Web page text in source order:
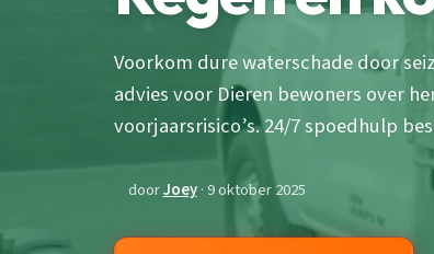
Voorkom dure waterschade door
advies voor Dieren bewoners over
voorjaarsrisico’s. 24/7 spoedhulp
doorJoey· 9 oktober 2025